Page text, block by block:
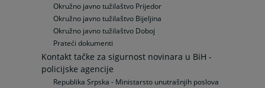
Okružno javno tužilaštvo Prijedor
Okružno javno tužilaštvo Bijeljina
Okružno javno tužilaštvo Doboj
Prateći dokumenti
Kontakt tačke za sigurnost novinara u BiH -
policijske agencije
Republika Srpska - Ministarsto unutrašnjih poslova